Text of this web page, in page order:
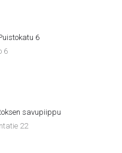
6
6
savupiippu
22